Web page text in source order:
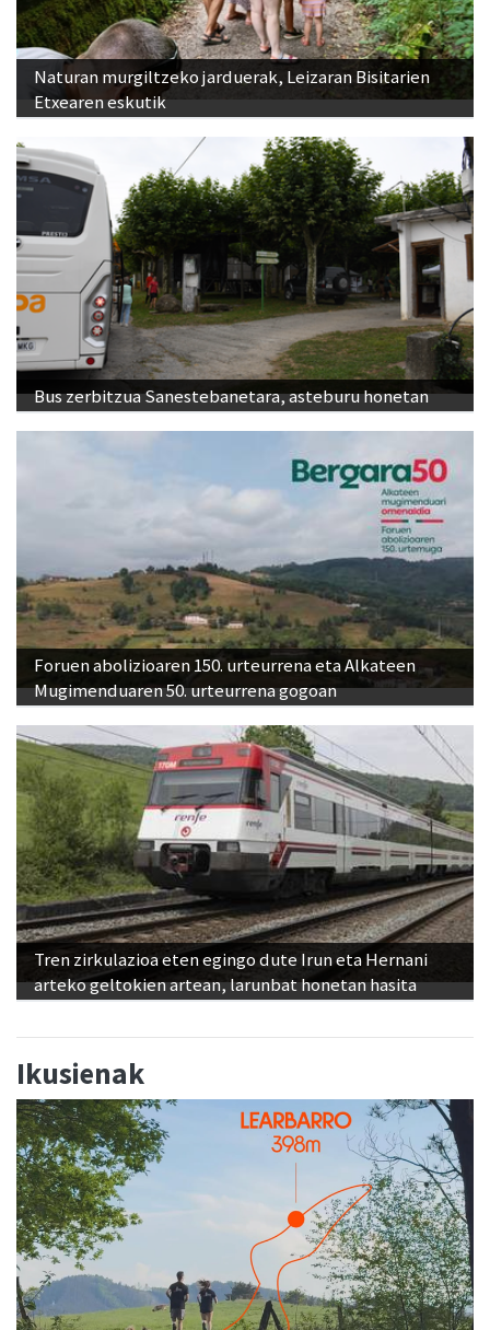
Naturan murgiltzeko jarduerak, Leizaran Bisitarien
Etxearen eskutik
Bus zerbitzua Sanestebanetara, asteburu honetan
Foruen abolizioaren 150. urteurrena eta Alkateen
Mugimenduaren 50. urteurrena gogoan
Tren zirkulazioa eten egingo dute Irun eta Hernani
arteko geltokien artean, larunbat honetan hasita
Ikusienak